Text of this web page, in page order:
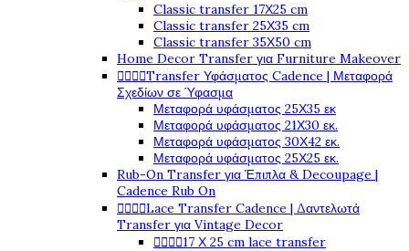
Classic transfer 17Χ25 cm
Classic transfer 25Χ35 cm
Classic transfer 35Χ50 cm
Home Decor Transfer για Furniture Makeover
Transfer Υφάσματος Cadence | Μεταφορά
Σχεδίων σε Ύφασμα
Μεταφορά υφάσματος 25Χ35 εκ
Μεταφορά υφάσματος 21Χ30 εκ.
Μεταφορά υφάσματος 30Χ42 εκ.
Μεταφορά υφάσματος 25Χ25 εκ.
Rub-On Transfer για Έπιπλα & Decoupage |
Cadence Rub On
Lace Transfer Cadence | Δαντελωτά
Transfer για Vintage Decor
17 Χ 25 cm lace transfer